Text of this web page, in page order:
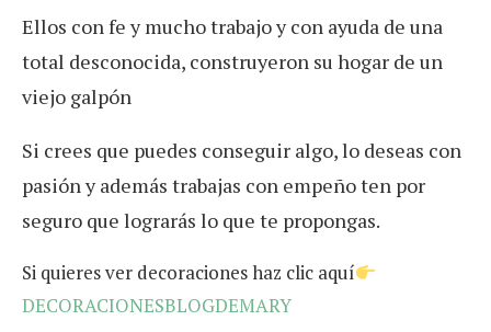
Ellos con fe y mucho trabajo y con ayuda de una
total desconocida, construyeron su hogar de un
viejo galpón
Si crees que puedes conseguir algo, lo deseas con
pasión y además trabajas con empeño ten por
seguro que lograrás lo que te propongas.
Si quieres ver decoraciones haz clic aquí
DECORACIONESBLOGDEMARY